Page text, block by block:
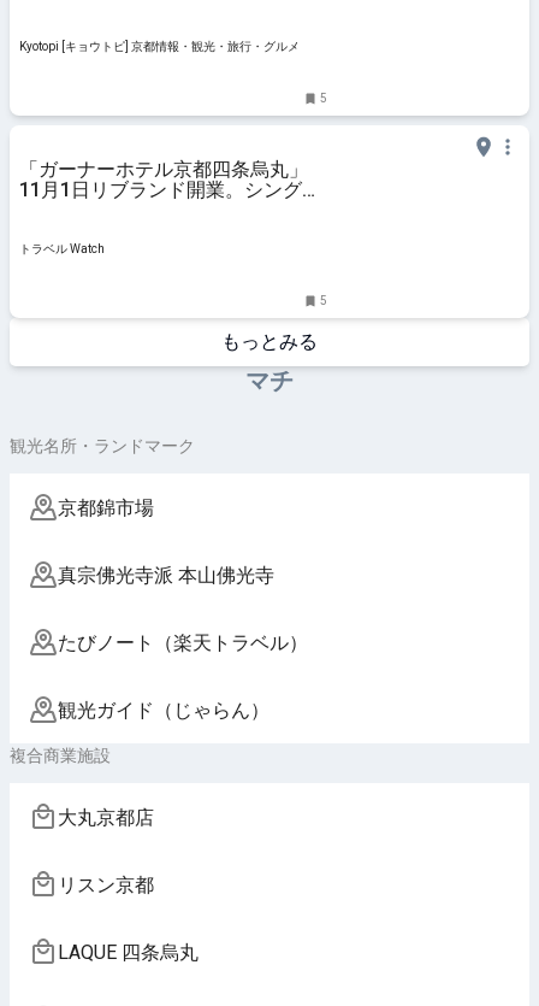
Kyotopi [キョウトピ] 京都情報・観光・旅行・グルメ
5
「ガーナーホテル京都四条烏丸」
11月1日リブランド開業。シングル
トラベル Watch
5
もっとみる
マチ
観光名所・ランドマーク
京都錦市場
真宗佛光寺派 本山佛光寺
たびノート（楽天トラベル）
観光ガイド（じゃらん）
複合商業施設
大丸京都店
リスン京都
LAQUE 四条烏丸